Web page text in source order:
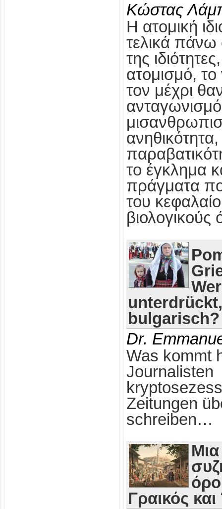
Κώστας
Η ατομική
τελικά πάνω
της
ατομισμό,
τον μέχρι
ανηθικότητα,
το έγκλημα
πράγματα
του
βιολογικούς
bulgarisch?
Dr.
Was kommt
Journalisten
Zeitungen
schreiben…
Μια
Γραικός